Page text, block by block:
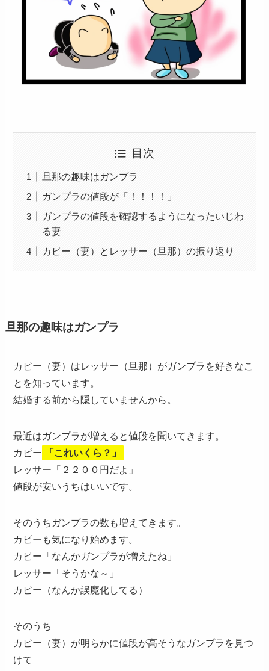
目次
旦那の趣味はガンプラ
ガンプラの値段が「！！！！」
ガンプラの値段を確認するようになったいじわ
る妻
カピー（妻）とレッサー（旦那）の振り返り
旦那の趣味はガンプラ
カピー（妻）はレッサー（旦那）がガンプラを好きなこ
とを知っています。
結婚する前から隠していませんから。
最近はガンプラが増えると値段を聞いてきます。
カピー
「これいくら？」
レッサー「２２００円だよ」
値段が安いうちはいいです。
そのうちガンプラの数も増えてきます。
カピーも気になり始めます。
カピー「なんかガンプラが増えたね」
レッサー「そうかな～」
カピー（なんか誤魔化してる）
そのうち
カピー（妻）が明らかに値段が高そうなガンプラを見つ
けて